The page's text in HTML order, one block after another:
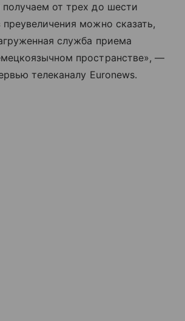
от трех до шести
можно сказать,
служба приема
пространстве», —
телеканалу Euronews.